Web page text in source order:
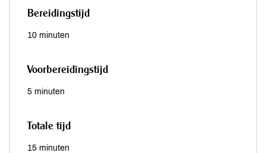
Bereidingstijd
10 minuten
Voorbereidingstijd
5 minuten
Totale tijd
15 minuten